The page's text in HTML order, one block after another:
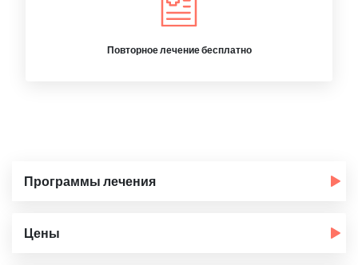
Повторное лечение бесплатно
Программы лечения
Цены